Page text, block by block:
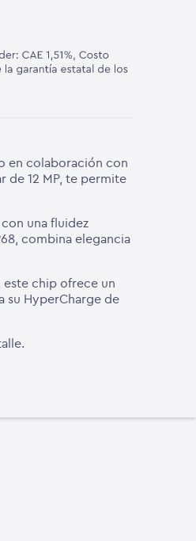
en colaboración con
de 12 MP, te permite
una fluidez
combina elegancia
este chip ofrece un
su HyperCharge de